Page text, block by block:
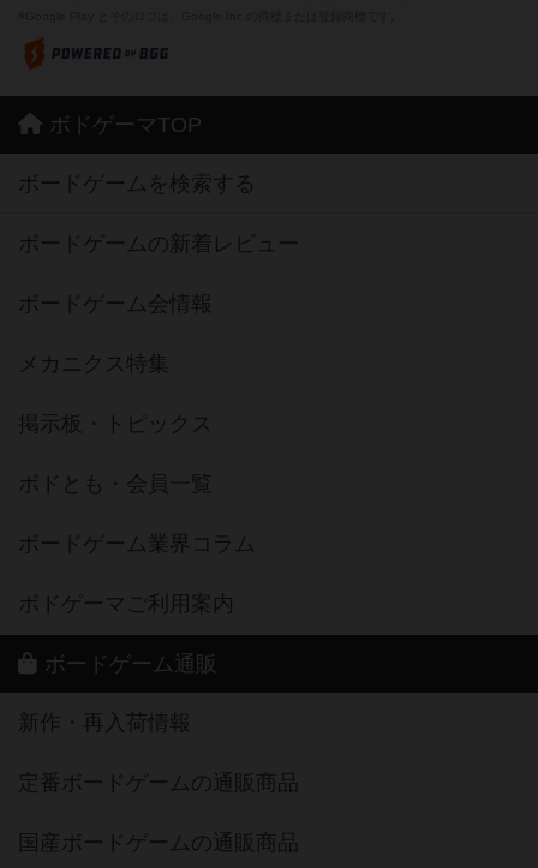
ボドゲーマTOP
ボードゲームを検索する
ボードゲームの新着レビュー
ボードゲーム会情報
メカニクス特集
掲示板・トピックス
ボドとも・会員一覧
ボードゲーム業界コラム
ボドゲーマご利用案内
ボードゲーム通販
新作・再入荷情報
定番ボードゲームの通販商品
国産ボードゲームの通販商品